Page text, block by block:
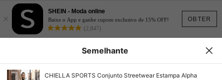
OBTER
×
SHEIN - Moda online
Baixe o App e ganhe cupom exclusivo de 15% OFF!
(2,847)
Semelhante
CHIELLA SPORTS Conjunto Streetwear Estampa Alpha